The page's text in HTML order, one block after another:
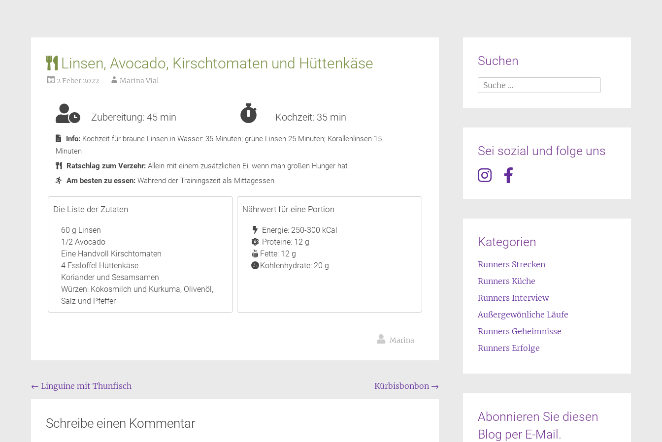
Linsen, Avocado, Kirschtomaten und Hüttenkäse
2 Feber 2022 Marina Vial
Zubereitung: 45 min Kochzeit: 35 min
Info: Kochzeit für braune Linsen in Wasser: 35 Minuten; grüne Linsen 25 Minuten; Korallenlinsen 15
Minuten
Ratschlag zum Verzehr: Allein mit einem zusätzlichen Ei, wenn man großen Hunger hat
Am besten zu essen: Während der Trainingszeit als Mittagessen
Die Liste der Zutaten
60 g Linsen
1/2 Avocado
Eine Handvoll Kirschtomaten
4 Esslöffel Hüttenkäse
Koriander und Sesamsamen
Würzen: Kokosmilch und Kurkuma, Olivenöl,
Salz und Pfeffer
Nährwert für eine Portion
Energie: 250-300 kCal
Proteine: 12 g
Fette: 12 g
Kohlenhydrate: 20 g
Marina
Beitrags
← Linguine mit Thunfisch Kürbisbonbon →
Schreibe einen Kommentar
Suchen
Suche
nach:
Sei sozial und folge uns
Kategorien
Runners Strecken
Runners Küche
Runners Interview
Außergewönliche Läufe
Runners Geheimnisse
Runners Erfolge
Abonnieren Sie diesen
Blog per E-Mail.